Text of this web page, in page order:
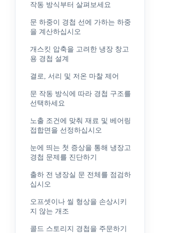
작동 방식부터 살펴보세요
문 하중이 경첩 선에 가하는 하중
을 계산하십시오
개스킷 압축을 고려한 냉장 창고
용 경첩 설계
결로, 서리 및 저온 마찰 제어
문 작동 방식에 따라 경첩 구조를
선택하세요
노출 조건에 맞춰 재료 및 베어링
접합면을 선정하십시오
눈에 띄는 첫 증상을 통해 냉장고
경첩 문제를 진단하기
출하 전 냉장실 문 전체를 점검하
십시오
오프셋이나 씰 형상을 손상시키
지 않는 개조
콜드 스토리지 경첩을 주문하기